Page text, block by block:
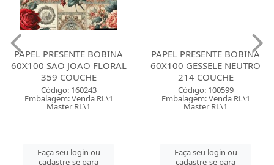
PAPEL PRESENTE BOBINA
60X100 SAO JOAO FLORAL
359 COUCHE
Código: 160243
Embalagem: Venda RL\1
Master RL\1
Faça seu login ou
cadastre-se para
PAPEL PRESENTE BOBINA
60X100 GESSELE NEUTRO
214 COUCHE
Código: 100599
Embalagem: Venda RL\1